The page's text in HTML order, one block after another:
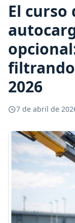
El curso
filtrando
2026
7 de abril de